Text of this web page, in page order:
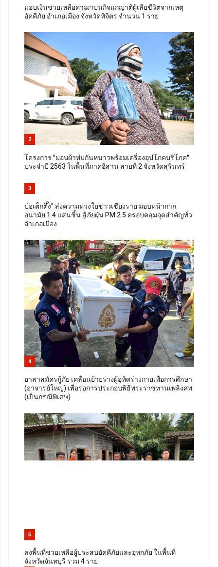
มอบเงินช่วยเหลือค่าฌาปนกิจแก่ญาติผู้เสียชีวิตจากเหตุ
อัคคีภัย อำเภอเมือง จังหวัดพิจิตร จำนวน 1 ราย
2
โครงการ "มอบผ้าห่มกันหนาวพร้อมเครื่องอุปโภคบริโภค"
ประจำปี 2563 ในพื้นที่ภาคอีสาน สายที่ 2 จังหวัดสุรินทร์
3
ป่อเต็กตึ๊ง" ส่งความห่วงใยชาวเชียงราย มอบหน้ากาก
อนามัย 1.4 แสนชิ้น สู้ภัยฝุ่น PM 2.5 ครอบคลุมจุดสำคัญทั่ว
อำเภอเมือง
4
อาสาสมัครกู้ภัย เคลื่อนย้ายร่างผู้อุทิศร่างกายเพื่อการศึกษา
(อาจารย์ใหญ่) เพื่อรอการประกอบพิธีพระราชทานเพลิงศพ
(เป็นกรณีพิเศษ)
5
ลงพื้นที่ช่วยเหลือผู้ประสบอัคคีภัยและอุทกภัย ในพื้นที่
จังหวัดจันทบุรี รวม 4 ราย